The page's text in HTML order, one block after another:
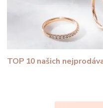
TOP 10 našich